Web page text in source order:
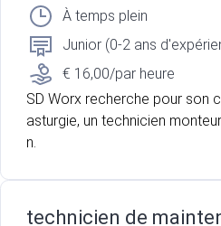
À temps plein
Junior (0-2 ans
€ 16,00/par heure
SD Worx recherche pour son
asturgie, un technicien
n.
technicien de